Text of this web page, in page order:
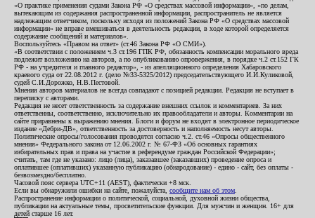
«О практике применения судами Закона РФ «О средствах массовой информации», «по делам,
вытекающим из содержания распространенной информации, распространитель не является
надлежащим ответчиком, поскольку исходя из положений Закона РФ «О средствах массовой
информации» не вправе вмешиваться в деятельность редакции, в ходе которой определяется
содержание сообщений и материалов».
Воспользуйтесь «Правом на ответ» (ст.46 Закона РФ «О СМИ»).
«В соответствии с положением ч.3 ст.196 ГПК РФ, обязанность компенсации морального вреда
подлежит возложению на авторов, а по опубликованию опровержения, в порядке ч.2 ст.152 ГК
РФ - на учредителя и главного редактор», - из апелляционного определения Хабаровского
краевого суда от 22.08.2012 г. (дело №33-5325/2012) председательствующего И.И.Куликовой,
судей С.И.Дорожко, Н.В.Пестовой.
Мнения авторов материалов не всегда совпадают с позицией редакции. Редакция не вступает в
переписку с авторами.
Редакция не несет ответственность за содержание внешних ссылок и комментариев. За них
ответственны, соответственно, исключительно их правообладатели и авторы. Комментарии на
сайте приравнены к выражению мнения. Блоги и форум не входят в электронное периодическое
издание «Дебри-ДВ», ответственность за достоверность и наполняемость несут авторы.
Политические опросы/голосования проводятся согласно ч.2. ст.46 «Опросы общественного
мнения» Федерального закона от 12.06.2002 г. № 67-ФЗ «Об основных гарантиях
избирательных прав и права на участие в референдуме граждан Российской Федерации»;
считать, там где не указано: лицо (лица), заказавшее (заказавших) проведение опроса и
оплатившее (оплативших) указанную публикацию (обнародование) - едино - сайт, без оплаты -
безвозмездно/бесплатно.
Часовой пояс сервера UTC+11 (AEST), фактически +8 мск.
Если вы обнаружили ошибки на сайте, пожалуйста, сообщите нам об этом
Распространение информации о политической, социальной, духовной жизни общества,
публикации на актуальные темы, просветительские функции. Для мужчин и женщин. 16+ для
детей старше 16 лет.